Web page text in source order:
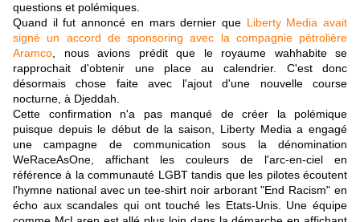
questions et polémiques.
Quand il fut annoncé en mars dernier que Liberty Media avait
signé un accord de sponsoring avec la compagnie pétrolière
Aramco , nous avions prédit que le royaume wahhabite se
rapprochait d'obtenir une place au calendrier. C'est donc
désormais chose faite avec l'ajout d'une nouvelle course
nocturne, à Djeddah.
Cette confirmation n'a pas manqué de créer la polémique
puisque depuis le début de la saison, Liberty Media a engagé
une campagne de communication sous la dénomination
WeRaceAsOne, affichant les couleurs de l'arc-en-ciel en
référence à la communauté LGBT tandis que les pilotes écoutent
l'hymne national avec un tee-shirt noir arborant "End Racism" en
écho aux scandales qui ont touché les Etats-Unis. Une équipe